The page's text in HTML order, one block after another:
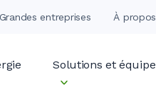
Grandes entreprises À
Solutions et